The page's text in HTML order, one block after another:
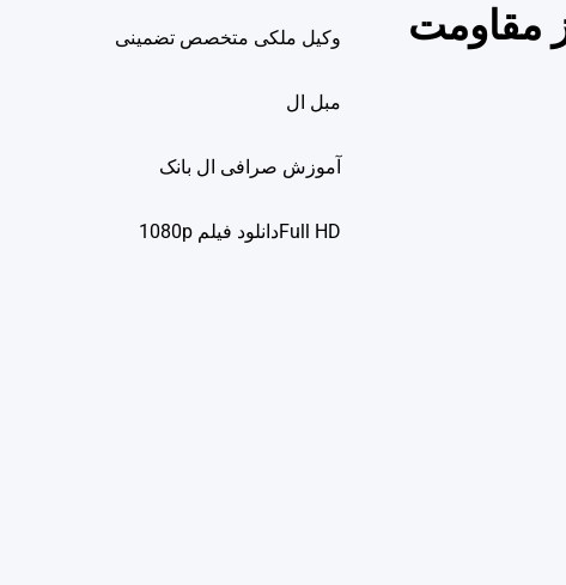
رسید/ 17 درصد هنوز مقاومت
وکیل ملکی متخصص تضمینی
مبل ال
آموزش صرافی ال بانک
Full HDدانلود فيلم 1080p